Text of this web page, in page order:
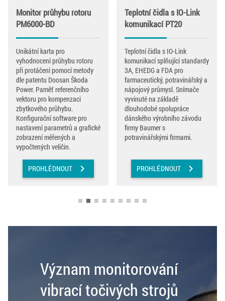
Monitor průhybu rotoru
PM6000-BD
Unikátní karta pro
vyhodnocení průhybu rotoru
při protáčení pomocí metody
dle patentu Doosan Škoda
Power. Paměť referenčního
vektoru pro kompenzaci
zbytkového průhybu.
Konfigurační software pro
nastavení parametrů a grafické
zobrazení měřených a
vypočtených veličin.
PROHLÉDNOUT chevron_right
Teplotní čidla s IO-Link
komunikací PT20
Teplotní čidla s IO-Link
komunikací splňující standardy
3A, EHEDG a FDA pro
farmaceutický, potravinářský a
nápojový průmysl. Snímače
vyvinuté na základě
dlouhodobé spolupráce
dánského výrobního závodu
firmy Baumer s
potravinářskými firmami.
PROHLÉDNOUT chevron_right
Význam monitorování
vibrací točivých strojů